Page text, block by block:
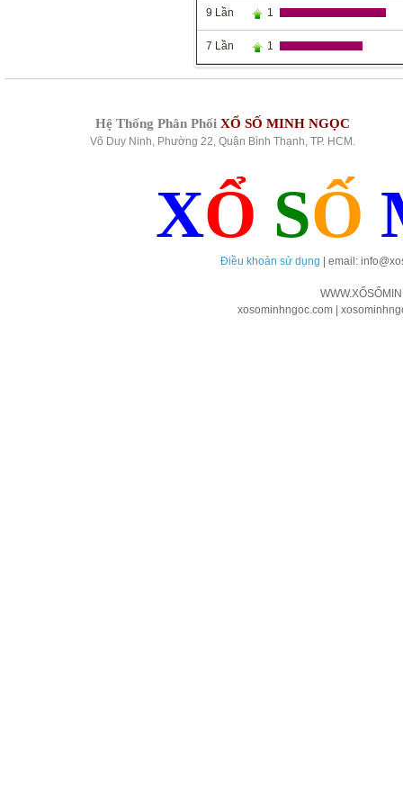
9 Lần 1
7 Lần 1
Hệ Thống Phân Phối XỔ SỐ MINH NGỌC
Võ Duy Ninh, Phường 22, Quận Bình Thạnh, TP. HCM.
XỔ SỐ
Điều khoản sử dụng | email:
xosominhngoc.com |